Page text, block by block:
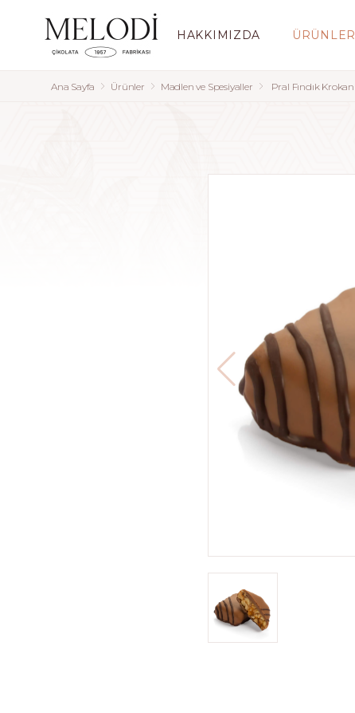
HAKKIMIZDA ÜRÜNLER
Ana Sayfa Ürünler Madlen ve Spesiyaller Pral Fındık Krokan